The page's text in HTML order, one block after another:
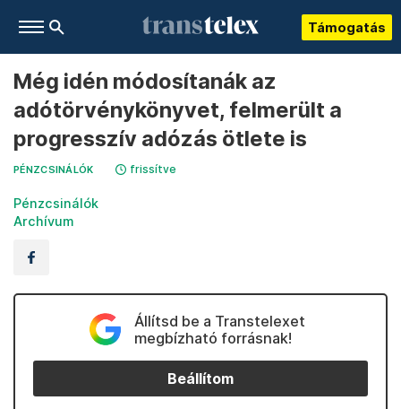
Támogatás
Még idén módosítanák az
adótörvénykönyvet, felmerült a
progresszív adózás ötlete is
PÉNZCSINÁLÓK frissítve
Pénzcsinálók
Archívum
Állítsd be a Transtelexet
megbízható forrásnak!
Beállítom